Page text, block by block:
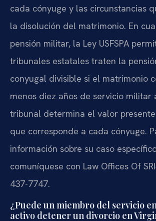
cada cónyuge y las circunstancias
la disolución del matrimonio. En
pensión militar, la Ley USFSPA
tribunales estatales traten la
conyugal divisible si el matrimonio
menos diez años de servicio militar
tribunal determina el valor
que corresponde a cada cónyuge.
información sobre su caso
comuníquese con Law Offices Of
437-7747.
¿Puede un miembro del servicio
activo detener un divorcio en